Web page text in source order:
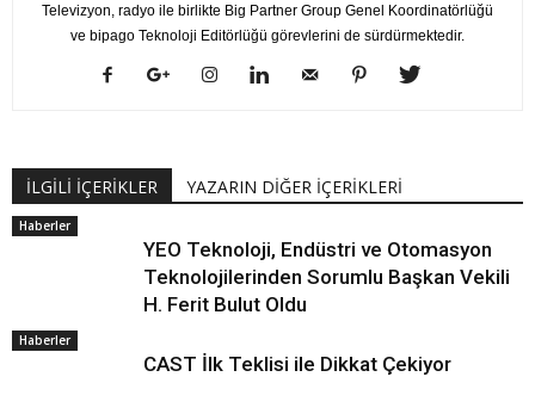
Televizyon, radyo ile birlikte Big Partner Group Genel Koordinatörlüğü
ve bipago Teknoloji Editörlüğü görevlerini de sürdürmektedir.
İLGİLİ İÇERİKLER YAZARIN DİĞER İÇERİKLERİ
Haberler
YEO Teknoloji, Endüstri ve Otomasyon
Teknolojilerinden Sorumlu Başkan Vekili
H. Ferit Bulut Oldu
Haberler
CAST İlk Teklisi ile Dikkat Çekiyor